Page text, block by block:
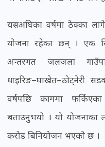
यसअघिका वर्षमा ठेक्का
योजना रहेका छन् । एक
अन्तरगत जलजला
धाइरिङ–घाखेत–ठोट्नेरी
वर्षपछि काममा
बताउनुुभयो । यो योजनाका
करोड बिनियोजन भएको छ ।